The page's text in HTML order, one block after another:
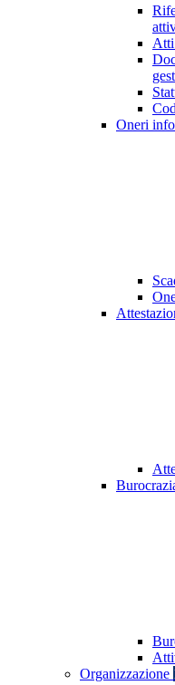
Atti
Oneri
Organizzazione